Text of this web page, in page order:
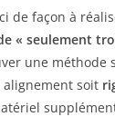
de façon à
« seulement
une méthode
soit